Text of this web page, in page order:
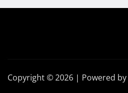
Copyright © 2026 | Powered by